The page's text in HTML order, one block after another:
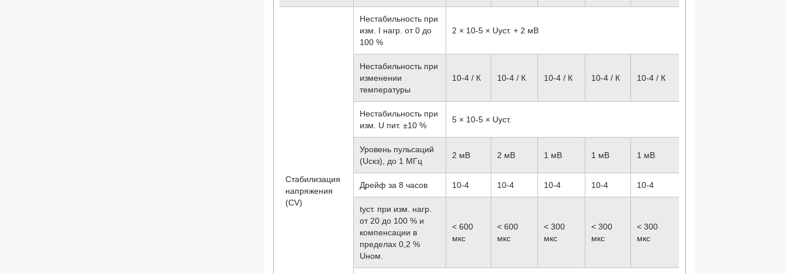
Стабилизация
напряжения
(CV)
Нестабильность при
изм. I нагр. от 0 до
100 %
2 × 10-5 × Uуст. + 2 мВ
Нестабильность при
изменении
температуры
10-4 / К 10-4 / К 10-4 / К 10-4 / К 10-4 / К
Нестабильность при
изм. U пит. ±10 %
5 × 10-5 × Uуст.
Уровень пульсаций
(Uскз), до 1 МГц
2 мВ 2 мВ 1 мВ 1 мВ 1 мВ
Дрейф за 8 часов 10-4 10-4 10-4 10-4 10-4
tуст. при изм. нагр.
от 20 до 100 % и
компенсации в
пределах 0,2 %
Uном.
< 600
мкс
< 600
мкс
< 300
мкс
< 300
мкс
< 300
мкс